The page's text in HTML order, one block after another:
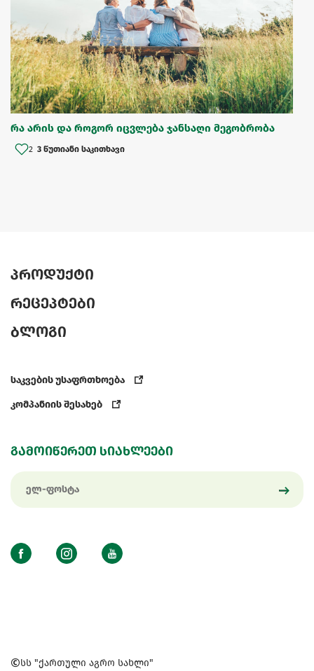
რა არის და როგორ იცვლება ჯანსაღი მეგობრობა
2 3 წუთიანი საკითხავი
პროდუქტი
რეცეპტები
ბლოგი
საკვების უსაფრთხოება
კომპანიის შესახებ
გამოიწერეთ სიახლეები
სს "ქართული აგრო სახლი"